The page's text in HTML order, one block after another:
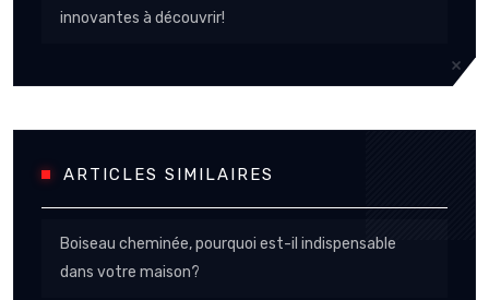
innovantes à découvrir!
ARTICLES SIMILAIRES
Boiseau cheminée, pourquoi est-il indispensable
dans votre maison?